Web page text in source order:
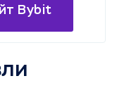
Bybit